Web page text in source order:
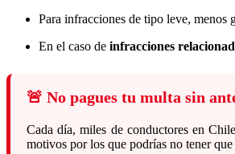
Para infracciones de tipo leve, menos
En el caso de infracciones
🚨 No pagues tu multa sin
Cada día, miles de conductores en
motivos por los que podrías no tener que